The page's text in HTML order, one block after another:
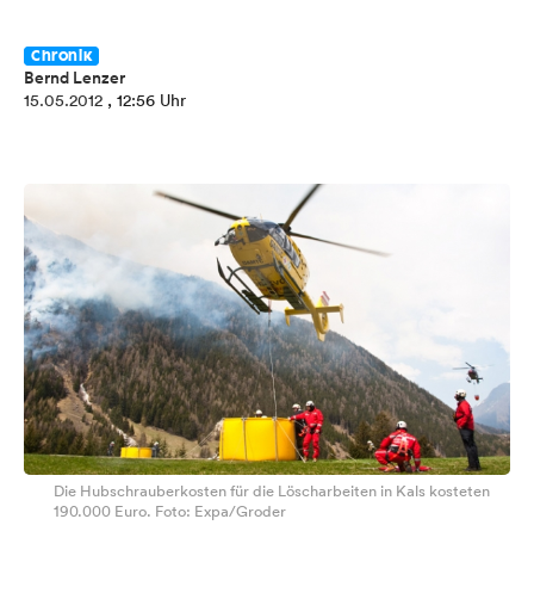
Chronik
Bernd Lenzer
15.05.2012 , 12:56 Uhr
Die Hubschrauberkosten für die Löscharbeiten in Kals kosteten
190.000 Euro. Foto: Expa/Groder